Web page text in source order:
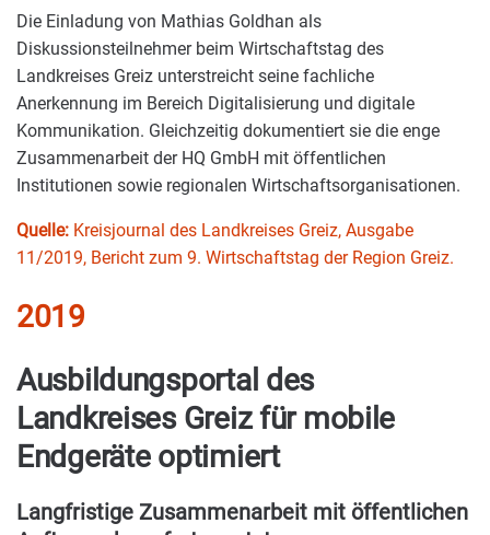
Die Einladung von Mathias Goldhan als
Diskussionsteilnehmer beim Wirtschaftstag des
Landkreises Greiz unterstreicht seine fachliche
Anerkennung im Bereich Digitalisierung und digitale
Kommunikation. Gleichzeitig dokumentiert sie die enge
Zusammenarbeit der HQ GmbH mit öffentlichen
Institutionen sowie regionalen Wirtschaftsorganisationen.
Quelle: Kreisjournal des Landkreises Greiz, Ausgabe
11/2019, Bericht zum 9. Wirtschaftstag der Region Greiz.
2019
Ausbildungsportal des
Landkreises Greiz für mobile
Endgeräte optimiert
Langfristige Zusammenarbeit mit öffentlichen